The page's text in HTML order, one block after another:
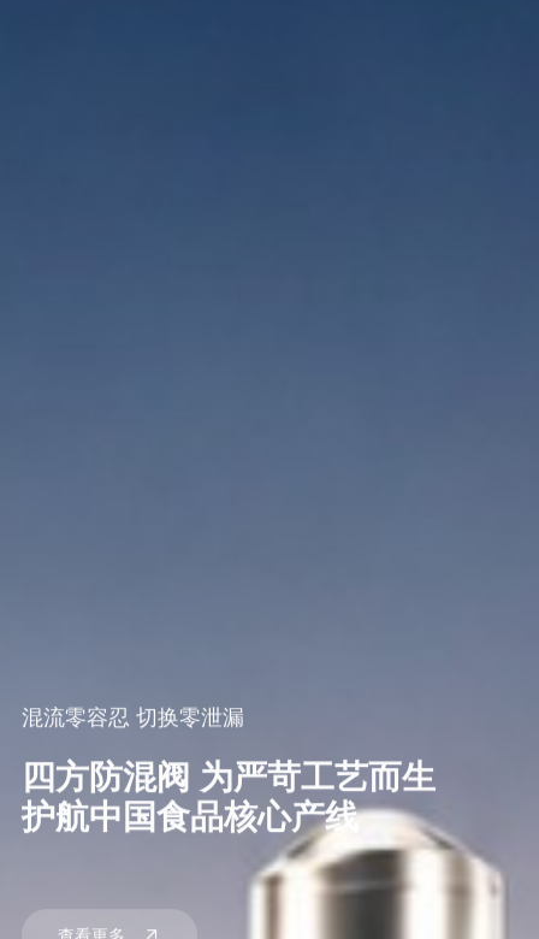
混流零容忍 切换零泄漏
四方防混阀 为严苛工艺而生
护航中国食品核心产线
查看更多